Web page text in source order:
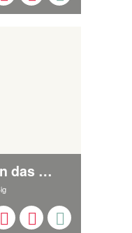
„nGlow“: Einblick in das 3D-Puzzle-Game